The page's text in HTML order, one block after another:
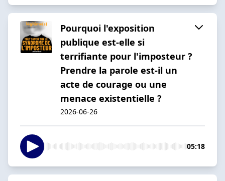
Pourquoi l'exposition
publique est-elle si
terrifiante pour l'imposteur ?
Prendre la parole est-il un
acte de courage ou une
menace existentielle ?
2026-06-26
05:18